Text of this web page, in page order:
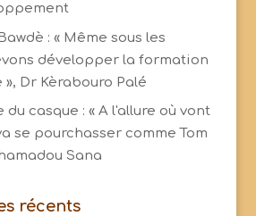
: « Même sous les
développer la formation
Dr Kèrabouro Palé
casque : « A l'allure où vont
se pourchasser comme Tom
Sana
récents